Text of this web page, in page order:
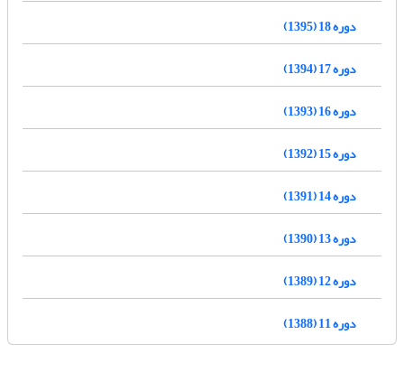
دوره 18 (1395)
دوره 17 (1394)
دوره 16 (1393)
دوره 15 (1392)
دوره 14 (1391)
دوره 13 (1390)
دوره 12 (1389)
دوره 11 (1388)